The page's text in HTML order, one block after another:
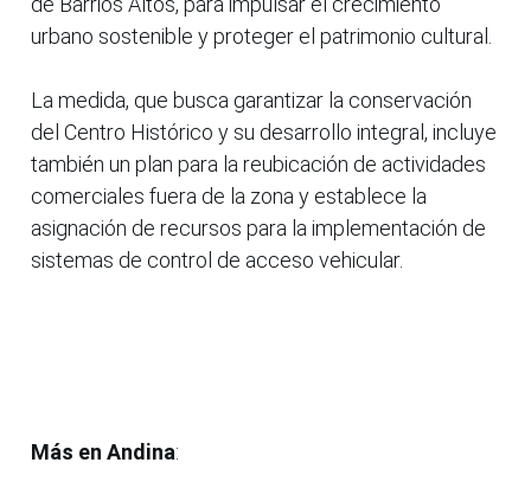
urbano sostenible y proteger el patrimonio cultural.
La medida, que busca garantizar la conservación
del Centro Histórico y su desarrollo integral, incluye
también un plan para la reubicación de actividades
comerciales fuera de la zona y establece la
asignación de recursos para la implementación de
sistemas de control de acceso vehicular.
Más en Andina: